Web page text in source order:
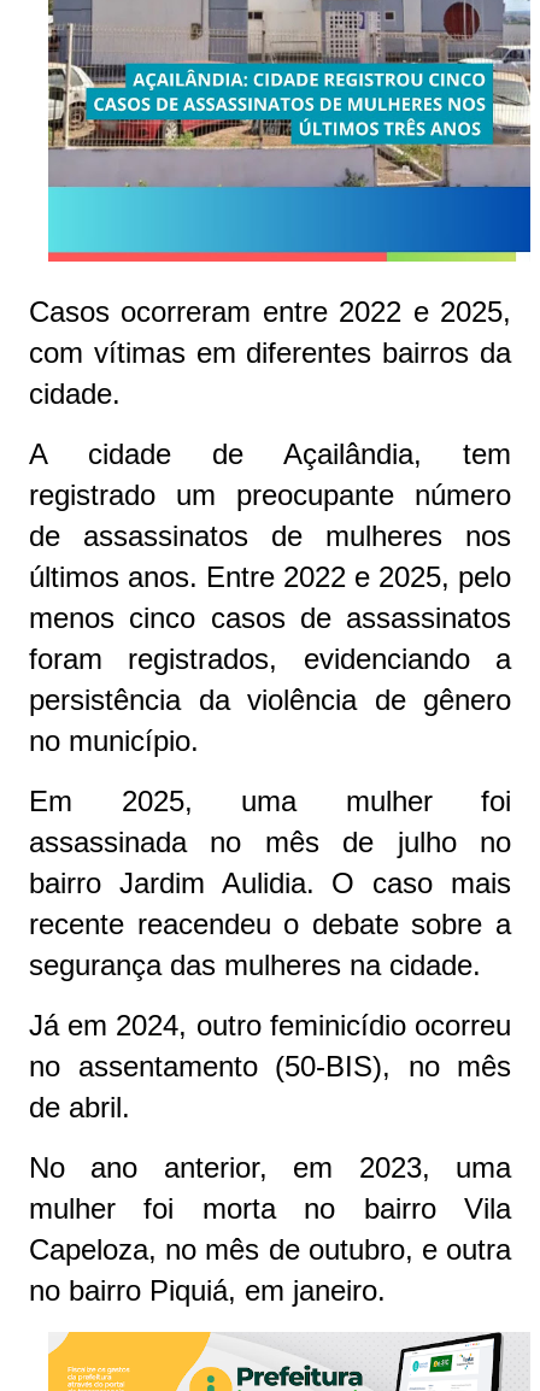
Casos ocorreram entre 2022 e 2025,
com vítimas em diferentes bairros da
cidade.
A cidade de Açailândia, tem
registrado um preocupante número
de assassinatos de mulheres nos
últimos anos. Entre 2022 e 2025, pelo
menos cinco casos de assassinatos
foram registrados, evidenciando a
persistência da violência de gênero
no município.
Em 2025, uma mulher foi
assassinada no mês de julho no
bairro Jardim Aulidia. O caso mais
recente reacendeu o debate sobre a
segurança das mulheres na cidade.
Já em 2024, outro feminicídio ocorreu
no assentamento (50-BIS), no mês
de abril.
No ano anterior, em 2023, uma
mulher foi morta no bairro Vila
Capeloza, no mês de outubro, e outra
no bairro Piquiá, em janeiro.